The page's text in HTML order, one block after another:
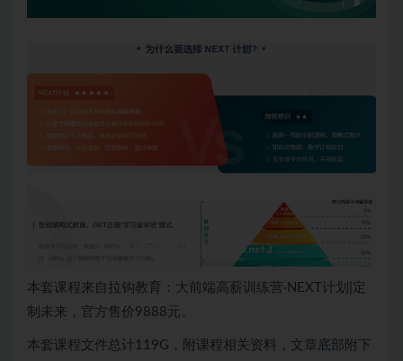
本套课程来自拉钩教育：大前端高薪训练营·NEXT计划|定
制未来，官方售价9888元。
本套课程文件总计119G，附课程相关资料，文章底部附下